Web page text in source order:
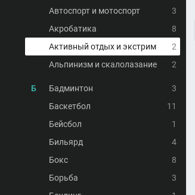
Автоспорт и мотоспорт
3
Акробатика
8
Активный отдых и экстрим
2
Альпинизм и скалолазание
2
Б Бадминтон
3
Баскетбол
11
Бейсбол
1
Бильярд
4
Бокс
8
Борьба
3